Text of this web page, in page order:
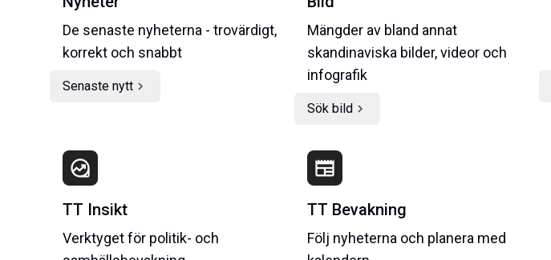
De senaste nyheterna - trovärdigt,
korrekt och snabbt
Senaste nytt chevron_right
Mängder av bland annat
skandinaviska bilder, videor och
infografik
Sök bild chevron_right
data_exploration
TT Insikt
Verktyget för politik- och
newspaper
TT Bevakning
Följ nyheterna och planera med